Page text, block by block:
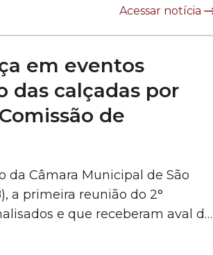
Acessar notícia
em eventos
das calçadas por
de
da Câmara Municipal de São
a primeira reunião do 2°
e que receberam aval do